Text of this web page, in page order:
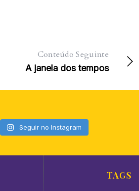
Conteúdo Seguinte
A janela dos tempos
Seguir no Instagram
TAGS